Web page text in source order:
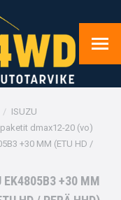
ISUZU
dmax12-20 (vo)
+30 MM (ETU HD /
EK4805B3 +30 MM